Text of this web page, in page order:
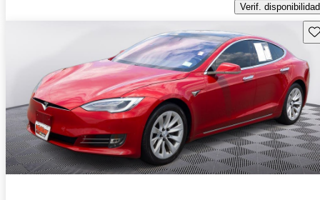
Verif. disponibilidad